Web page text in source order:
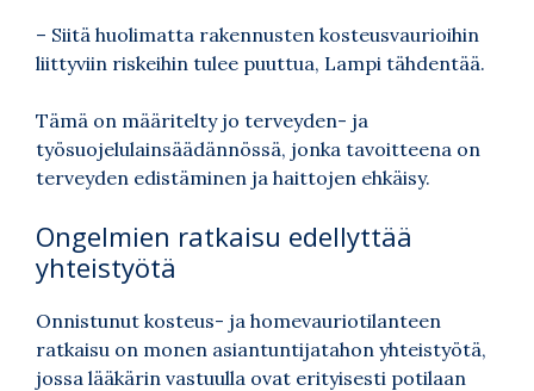
– Siitä huolimatta rakennusten kosteusvaurioihin
liittyviin riskeihin tulee puuttua, Lampi tähdentää.
Tämä on määritelty jo terveyden- ja
työsuojelulainsäädännössä, jonka tavoitteena on
terveyden edistäminen ja haittojen ehkäisy.
Ongelmien ratkaisu edellyttää
yhteistyötä
Onnistunut kosteus- ja homevauriotilanteen
ratkaisu on monen asiantuntijatahon yhteistyötä,
jossa lääkärin vastuulla ovat erityisesti potilaan